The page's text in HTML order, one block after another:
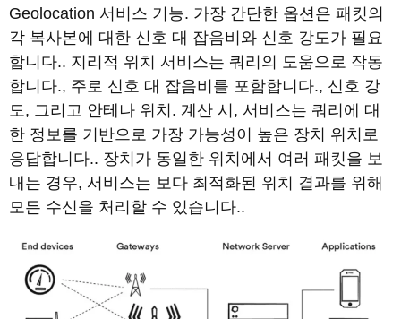
Geolocation 서비스 기능. 가장 간단한 옵션은 패킷의
각 복사본에 대한 신호 대 잡음비와 신호 강도가 필요
합니다.. 지리적 위치 서비스는 쿼리의 도움으로 작동
합니다., 주로 신호 ​​대 잡음비를 포함합니다., 신호 강
도, 그리고 안테나 위치. 계산 시, 서비스는 쿼리에 대
한 정보를 기반으로 가장 가능성이 높은 장치 위치로
응답합니다.. 장치가 동일한 위치에서 여러 패킷을 보
내는 경우, 서비스는 보다 최적화된 위치 결과를 위해
모든 수신을 처리할 수 있습니다..